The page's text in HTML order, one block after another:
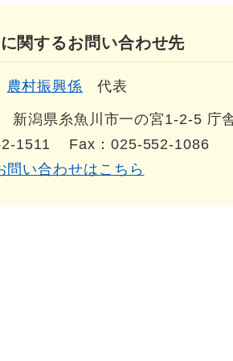
関するお問い合わせ先
農村振興係 代表
新潟県糸魚川市一の宮1-2-5 庁
1511
Fax：025-552-1086
問い合わせはこちら